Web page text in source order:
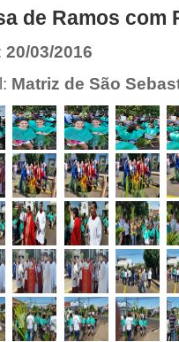
de Ramos com
20/03/2016
Matriz de São